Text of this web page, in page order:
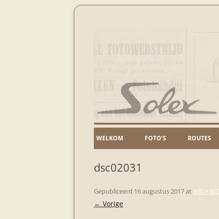
WELKOM FOTO’S ROUTES
dsc02031
Gepubliceerd 16 augustus 2017at 800 ×
← Vorige